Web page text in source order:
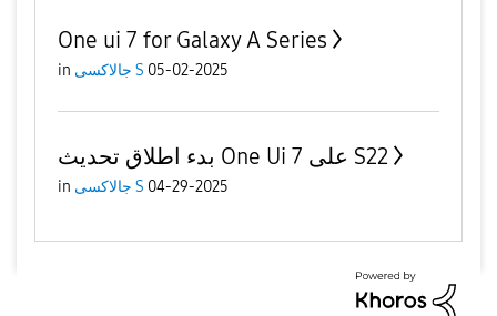
e
o
One ui 7 for Galaxy A Series
in جالاكسى S 05-02-2025
بدء اطلاق تحديث One Ui 7 على S22
in جالاكسى S 04-29-2025